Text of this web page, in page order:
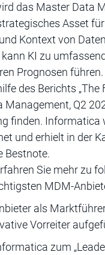
das Master Data
Asset
Kontext von
KI zu
Prognosen führen.
des Berichts „The
Management, Q2
finden. Informatica
und erhielt in der
Bestnote.
Sie mehr zu
MDM-
als
Vorreiter
zum